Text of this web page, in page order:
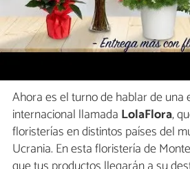
Ahora es el turno de hablar de una
internacional llamada LolaFlora,
floristerías en distintos países del
Ucrania. En esta floristería de